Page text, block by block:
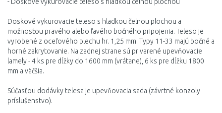
Doskové vykurovacie teleso s hladkou čelnou plochou a
možnosťou pravého alebo ľavého bočného pripojenia. Teleso je
vyrobené z oceľového plechu hr. 1,25 mm. Typy 11-33 majú bočné a
horné zakrytovanie. Na zadnej strane sú privarené upevňovacie
lamely - 4 ks pre dĺžky do 1600 mm (vrátane), 6 ks pre dĺžku 1800
mm a väčšia.
Súčasťou dodávky telesa je upevňovacia sada (závrtné konzoly
príslušenstvo).